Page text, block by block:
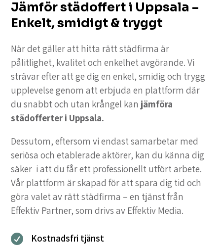
Jämför städoffert i Uppsala –
Enkelt, smidigt & tryggt
När det gäller att hitta rätt städfirma är
pålitlighet, kvalitet och enkelhet avgörande. Vi
strävar efter att ge dig en enkel, smidig och trygg
upplevelse genom att erbjuda en plattform där
du snabbt och utan krångel kan jämföra
städofferter i Uppsala.
Dessutom, eftersom vi endast samarbetar med
seriösa och etablerade aktörer, kan du känna dig
säker i att du får ett professionellt utfört arbete.
Vår plattform är skapad för att spara dig tid och
göra valet av rätt städfirma – en tjänst från
Effektiv Partner, som drivs av Effektiv Media.
 Kostnadsfri tjänst